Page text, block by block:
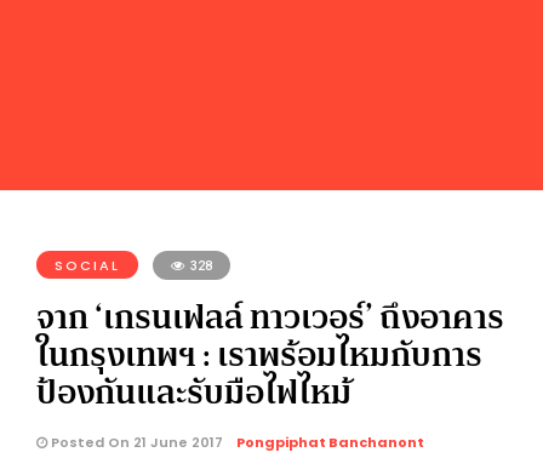
SOCIAL 328
จาก ‘เกรนเฟลล์ ทาวเวอร์’ ถึงอาคาร
ในกรุงเทพฯ : เราพร้อมไหมกับการ
ป้องกันและรับมือไฟไหม้
Posted On 21 June 2017 Pongpiphat Banchanont